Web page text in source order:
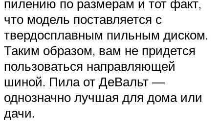
пилению по размерам и тот факт,
что модель поставляется с
твердосплавным пильным диском.
Таким образом, вам не придется
пользоваться направляющей
шиной. Пила от ДеВальт —
однозначно лучшая для дома или
дачи.